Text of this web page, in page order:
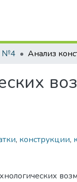
№4
, конструкции,